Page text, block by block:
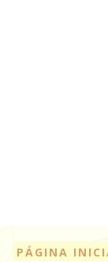
PÁGINA